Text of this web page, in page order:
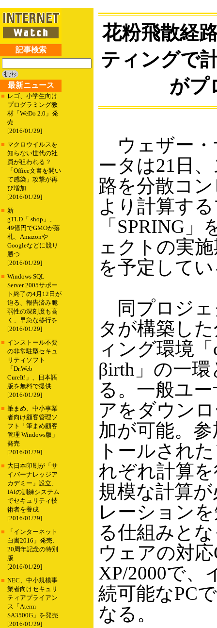
記事検索
最新ニュース
■ レゴ、小学生向け
プログラミング教
材「WeDo 2.0」発
売
[2016/01/29]
■ マクロウイルスを
知らない世代の社
員が狙われる？
「Office文書を開い
て感染」攻撃が再
び増加
[2016/01/29]
■ 新
gTLD「.shop」、
49億円でGMOが落
札、Amazonや
Googleなどに競り
勝つ
[2016/01/29]
■ Windows SQL
Server 2005サポー
ト終了の4月12日が
迫る、報告済み脆
弱性の深刻度も高
く、早急な移行を
[2016/01/29]
■ インストール不要
の非常駐型セキュ
リティソフト
「Dr.Web
CureIt!」、日本語
版を無料で提供
[2016/01/29]
■ 筆まめ、中小事業
者向け顧客管理ソ
フト「筆まめ顧客
管理 Windows版」
発売
[2016/01/29]
■ 大日本印刷が「サ
イバーナレッジア
カデミー」設立、
IAIの訓練システム
でセキュリティ技
術者を養成
[2016/01/29]
■
「インターネット
白書2016」発売、
20周年記念の特別
版
[2016/01/29]
■ NEC、中小規模事
業者向けセキュリ
ティアプライアン
ス「Aterm
SA3500G」を発売
[2016/01/29]
花粉飛散経
ティングで
がプ
ウェザー・
ータは21日
路を分散コ
より計算す
「SPRING
ェクトの実
を予定して
同プロジェ
タが構築し
ィング環境
βirth」の一
る。一般ユ
アをダウン
加が可能。
トールされ
れぞれ計算
規模な計算
レーション
る仕組みと
ウェアの対応
XP/2000で、
続可能なPC
なる。